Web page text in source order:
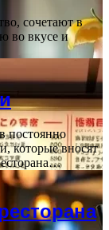
сочетают в
во вкусе и
постоянно
которые вносят